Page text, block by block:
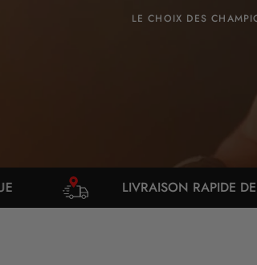
LE CHOIX DES
RAPIDE DEPUIS NOTRE STOCK